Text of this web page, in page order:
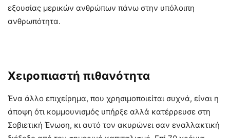
εξουσίας μερικών ανθρώπων πάνω στην υπόλοιπη
ανθρωπότητα.
Χειροπιαστή πιθανότητα
Ένα άλλο επιχείρημα, που χρησιμοποιείται συχνά, είναι η
άποψη ότι κομμουνισμός υπήρξε αλλά κατέρρευσε στη
Σοβιετική Ένωση, κι αυτό τον ακυρώνει σαν εναλλακτική